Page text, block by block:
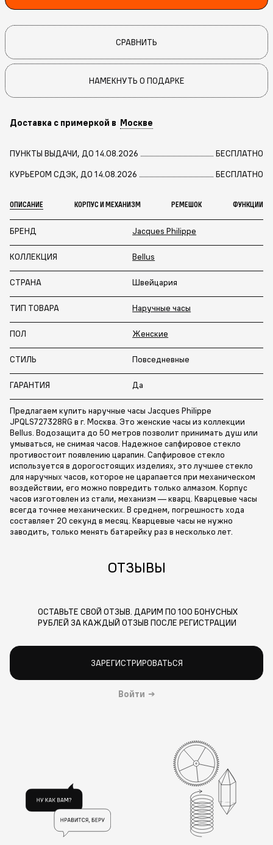
СРАВНИТЬ
НАМЕКНУТЬ О ПОДАРКЕ
Доставка с примеркой в Москве
ПУНКТЫ ВЫДАЧИ, ДО 14.08.2026
БЕСПЛАТНО
КУРЬЕРОМ СДЭК, ДО 14.08.2026
БЕСПЛАТНО
ОПИСАНИЕ КОРПУС И МЕХАНИЗМ РЕМЕШОК ФУНКЦИИ
БРЕНД Jacques Philippe
КОЛЛЕКЦИЯ Bellus
СТРАНА Швейцария
ТИП ТОВАРА Наручные часы
ПОЛ Женские
СТИЛЬ Повседневные
ГАРАНТИЯ Да
Предлагаем купить наручные часы Jacques Philippe
JPQLS727328RG в г. Москва. Это женские часы из коллекции
Bellus. Водозащита до 50 метров позволит принимать душ или
умываться, не снимая часов. Надежное сапфировое стекло
противостоит появлению царапин. Сапфировое стекло
используется в дорогостоящих изделиях, это лучшее стекло
для наручных часов, которое не царапается при механическом
воздействии, его можно повредить только алмазом. Корпус
часов изготовлен из стали, механизм — кварц. Кварцевые часы
всегда точнее механических. В среднем, погрешность хода
составляет 20 секунд в месяц. Кварцевые часы не нужно
заводить, только менять батарейку раз в несколько лет.
ОТЗЫВЫ
ОСТАВЬТЕ СВОЙ ОТЗЫВ. ДАРИМ ПО 100 БОНУСНЫХ
РУБЛЕЙ ЗА КАЖДЫЙ ОТЗЫВ ПОСЛЕ РЕГИСТРАЦИИ
ЗАРЕГИСТРИРОВАТЬСЯ
Войти →